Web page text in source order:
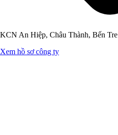
KCN An Hiệp, Châu Thành, Bến Tre
Xem hồ sơ công ty